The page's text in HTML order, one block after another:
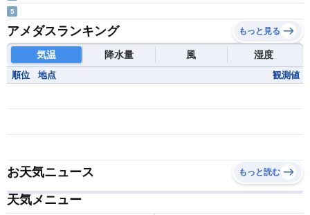
5
アメダスランキング もっと見る
気温 降水量 風 湿度
順位 地点 観測値
お天気ニュース もっと読む
天気メニュー